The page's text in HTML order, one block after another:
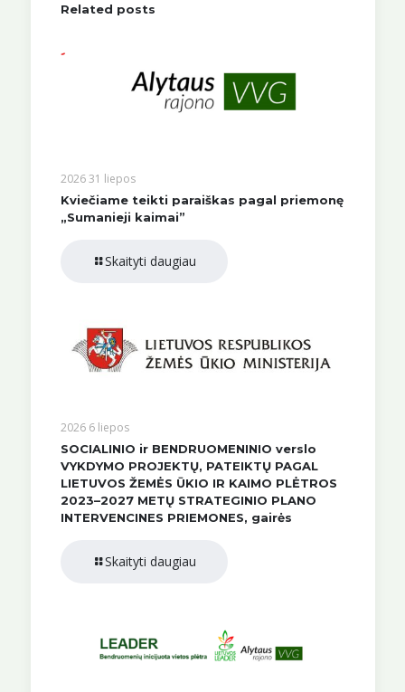
Related posts
2026 31 liepos
Kviečiame teikti paraiškas pagal priemonę
„Sumanieji kaimai”
Skaityti daugiau
2026 6 liepos
SOCIALINIO ir BENDRUOMENINIO verslo
VYKDYMO PROJEKTŲ, PATEIKTŲ PAGAL
LIETUVOS ŽEMĖS ŪKIO IR KAIMO PLĖTROS
2023–2027 METŲ STRATEGINIO PLANO
INTERVENCINES PRIEMONES, gairės
Skaityti daugiau